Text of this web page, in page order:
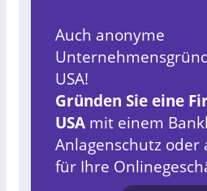
Auch anonyme
USA!
Gründen Sie eine
USA mit einem
Anlagenschutz oder
für Ihre